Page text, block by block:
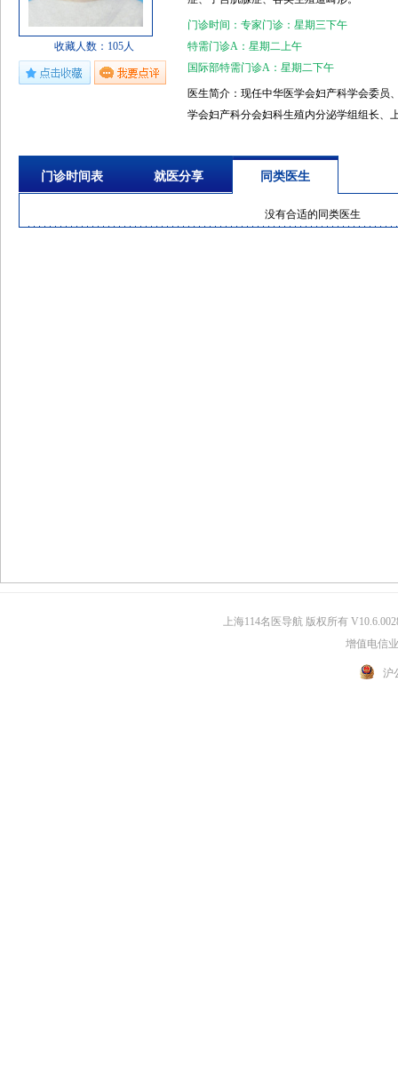
收藏人数：105人
门诊时间：专家门诊：星期三下午
特需门诊A：星期二上午
国际部特需门诊A：星期二下午
医生简介：现任中华医学会妇产科学会委员
学会妇产科分会妇科生殖内分泌学组组长、
金委员会同行评议专家、«中华妇产科学杂
展»等杂志编委。近5年获得2项国家授权专
心课题项目、上海市自然基金项目、上海
门诊时间表 就医分享 同类医生
没有合适的同类医生
上海114名医导航 版权所有
增值电信
沪